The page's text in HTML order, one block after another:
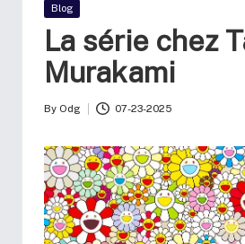
Blog
La série chez
Murakami
By Odg 07-23-2025